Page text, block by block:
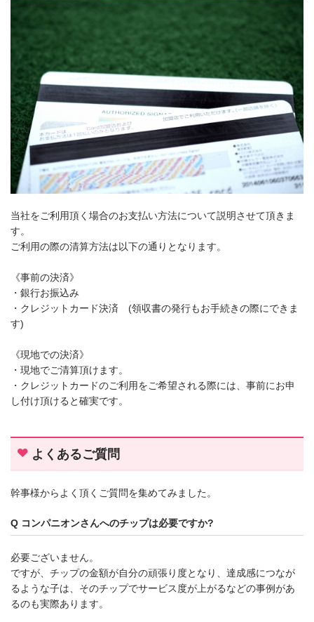
当社をご利用頂く場合のお支払い方法について説明させて頂きま
す。
ご利用の際の清算方法は以下の通りとなります。
《事前の決済》
・銀行お振込み
・クレジットカード決済 (領収書の発行もお手続きの際にできま
す)
《現地での決済》
・現地でご清算頂けます。
・クレジットカードのご利用をご希望される際には、事前にお申
し付け頂けると確実です。
よくあるご質問
幹事様からよく頂くご質問を集めてみました。
Q コンパニオンさんへのチップは必要ですか?
必要ございません。
ですが、チップの金額が自分の頑張り度となり、達成感につなが
るような子は、そのチップでサービス度が上がるなどの事例があ
るのも実際あります。